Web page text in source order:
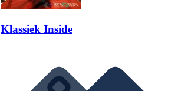
Klassiek Inside